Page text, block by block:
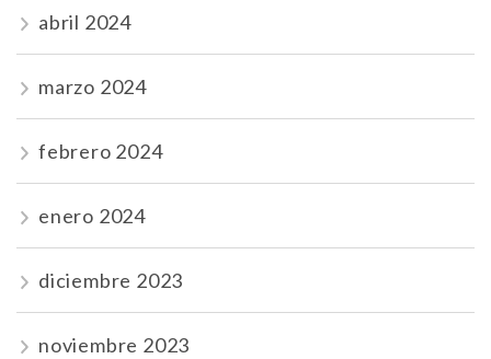
abril 2024
marzo 2024
febrero 2024
enero 2024
diciembre 2023
noviembre 2023